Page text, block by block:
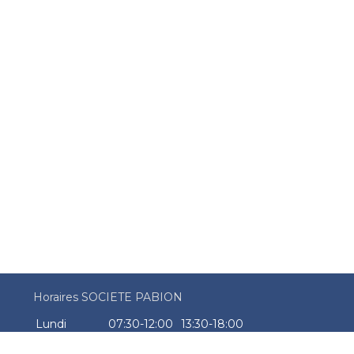
Horaires SOCIETE PABION
Lundi
07:30-12:00
13:30-18:00